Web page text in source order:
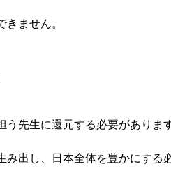
ません。
先生に還元する必要があります
出し、日本全体を豊かにする